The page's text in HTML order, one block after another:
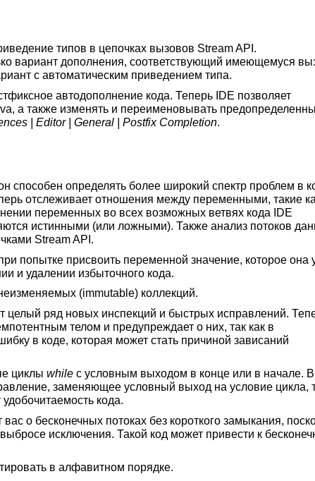
типов в цепочках вызовов Stream API.
вариант дополнения, соответствующий имеющемуся
с автоматическим приведением типа.
автодополнение кода. Теперь IDE позволяет
а также изменять и переименовывать
| Editor | General | Postfix Completion.
способен определять более широкий спектр проблем в
отслеживает отношения между переменными, такие
переменных во всех возможных ветвях кода IDE
истинными (или ложными). Также анализ потоков
Stream API.
попытке присвоить переменной значение, которое она
и удалении избыточного кода.
(immutable) коллекций.
целый ряд новых инспекций и быстрых исправлений.
телом и предупреждает о них, так как в
в коде, которая может стать причиной зависаний
циклыwhile с условным выходом в конце или в начале. В
заменяющее условный выход на условие цикла,
кода.
о бесконечных потоках без короткого замыкания,
исключения. Такой код может привести к
в алфавитном порядке.